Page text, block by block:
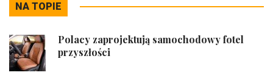
NA TOPIE
Polacy zaprojektują samochodowy fotel
przyszłości